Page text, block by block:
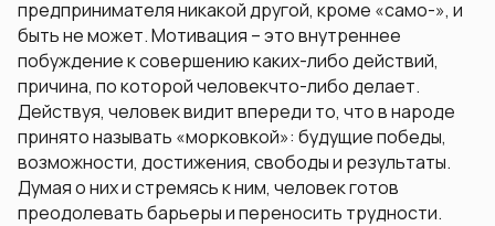
предпринимателя никакой другой, кроме «само-», и
быть не может. Мотивация – это внутреннее
побуждение к совершению каких-либо действий,
причина, по которой человекчто-либо делает.
Действуя, человек видит впереди то, что в народе
принято называть «морковкой»: будущие победы,
возможности, достижения, свободы и результаты.
Думая о них и стремясь к ним, человек готов
преодолевать барьеры и переносить трудности.